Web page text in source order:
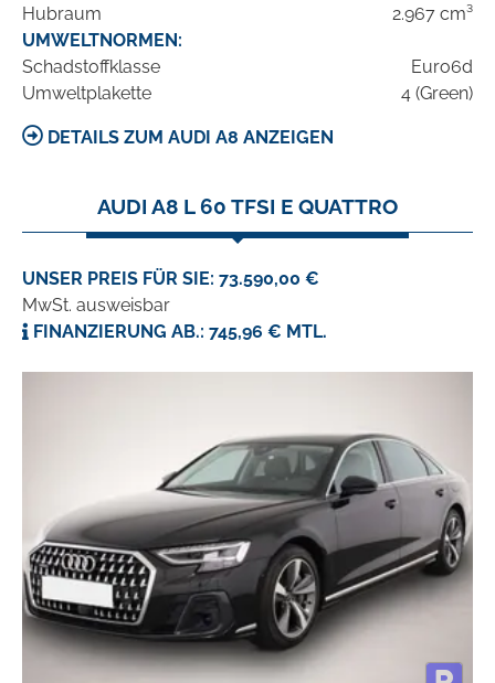
Hubraum
2.967 cm³
UMWELTNORMEN:
Schadstoffklasse
Euro6d
Umweltplakette
4 (Green)
DETAILS ZUM AUDI A8 ANZEIGEN
AUDI A8 L 60 TFSI E QUATTRO
UNSER PREIS FÜR SIE: 73.590,00 €
MwSt. ausweisbar
FINANZIERUNG AB.: 745,96 € MTL.